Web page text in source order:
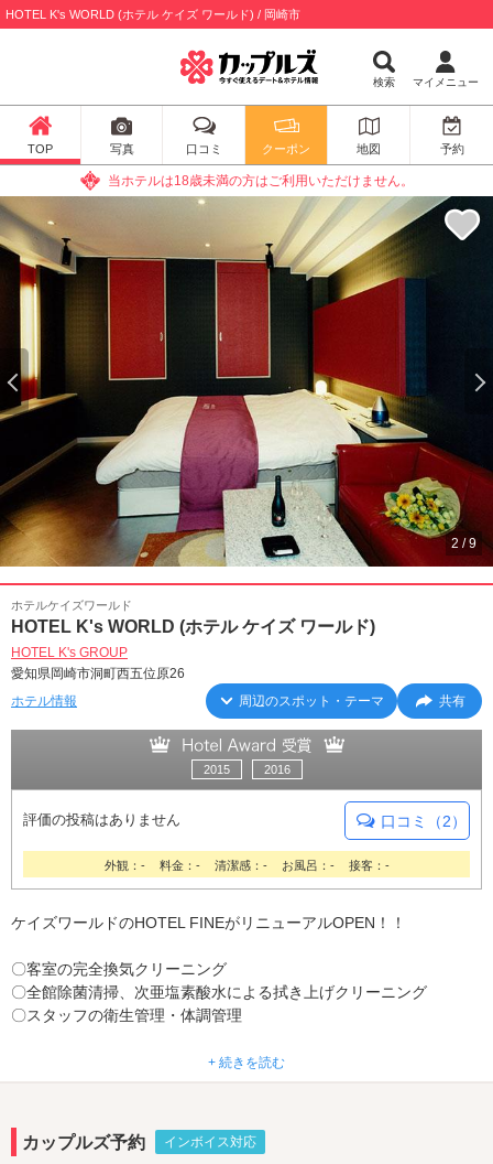
HOTEL K's WORLD (ホテル ケイズ ワールド) / 岡崎市
検索 マイメニュー
TOP 写真 口コミ クーポン 地図 予約
当ホテルは18歳未満の方はご利用いただけません。
2 /9
ホテルケイズワールド
HOTEL K's WORLD (ホテル ケイズ ワールド)
HOTEL K's GROUP
愛知県岡崎市洞町西五位原26
ホテル情報
周辺のスポット・テーマ 共有
2015 2016
評価の投稿はありません 口コミ（2）
外観：- 料金：- 清潔感：- お風呂：- 接客：-
ケイズワールドのHOTEL FINEがリニューアルOPEN！！
〇客室の完全換気クリーニング
〇全館除菌清掃、次亜塩素酸水による拭き上げクリーニング
〇スタッフの衛生管理・体調管理
当グループでは新型ウイルス予防対策を講じております
合言葉を伝えてお得に利用♪岡崎ＩＣ入口に隣接するＫ′ｓＷｏｒｌ
ｄはＫ′ｓダンディ・Ｋ′ｓファイン・BARON CLUBの３つのホテル
+ 続きを読む
カップルズ予約 インボイス対応